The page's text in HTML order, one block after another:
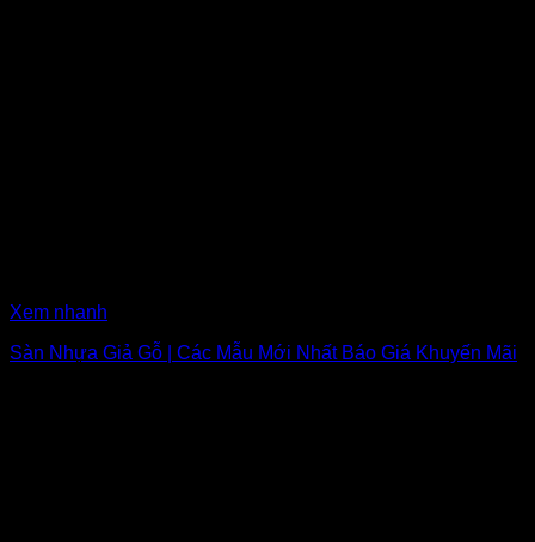
Xem nhanh
Sàn Nhựa Giả Gỗ | Các Mẫu Mới Nhất Báo Giá Khuyến Mãi